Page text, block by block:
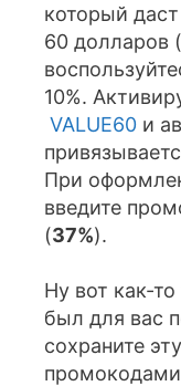
который
60 долларов
10%.
VALUE60 и
При
введите
(37%).
Ну вот как-
был для вас
сохраните